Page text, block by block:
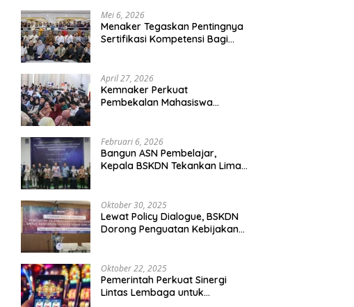
Mei 6, 2026
Menaker Tegaskan Pentingnya
Sertifikasi Kompetensi Bagi
April 27, 2026
Kemnaker Perkuat
Pembekalan Mahasiswa
Februari 6, 2026
Bangun ASN Pembelajar,
Kepala BSKDN Tekankan Lima
Oktober 30, 2025
Lewat Policy Dialogue, BSKDN
Dorong Penguatan Kebijakan
Oktober 22, 2025
Pemerintah Perkuat Sinergi
Lintas Lembaga untuk